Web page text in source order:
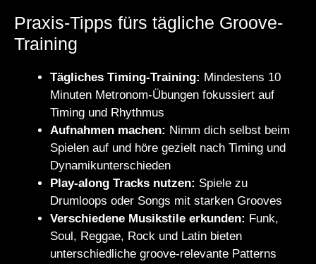
Praxis-Tipps fürs tägliche Groove-
Training
Tägliches Timing-Training: Mindestens 10
Minuten Metronom-Übungen fokussiert auf
Timing und Rhythmus
Aufnahmen machen: Nimm dich selbst beim
Spielen auf und höre gezielt nach Timing und
Dynamikunterschieden
Play-along Tracks nutzen: Spiele zu
Drumloops oder Songs mit starken Grooves
Verschiedene Musikstile erkunden: Funk,
Soul, Reggae, Rock und Latin bieten
unterschiedliche groove-relevante Patterns